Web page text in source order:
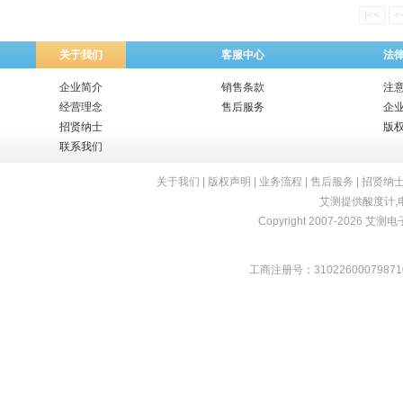
|<<
关于我们 客服中心 法
企业简介
经营理念
招贤纳士
联系我们
销售条款
售后服务
注
企
版
关于我们 版权声明 业务流程 售后服务
招贤纳
艾测提供酸度计,
Copyright 2007-2026 艾测电
工商注册号：